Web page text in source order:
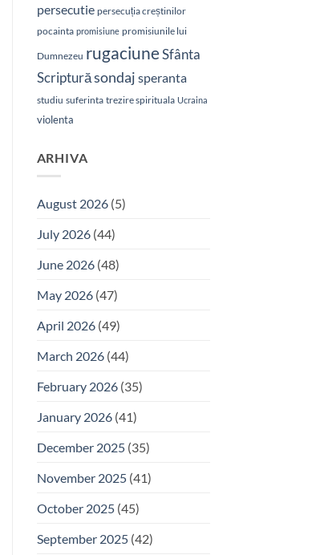
persecutie persecuția creștinilor
pocainta promisiune promisiunile lui
Dumnezeu rugaciuneSfânta
Scripturăsondaj speranta
studiu suferinta trezire spirituala Ucraina
violenta
ARHIVA
August 2026(5)
July 2026(44)
June 2026(48)
May 2026(47)
April 2026(49)
March 2026(44)
February 2026(35)
January 2026(41)
December 2025(35)
November 2025(41)
October 2025(45)
September 2025(42)